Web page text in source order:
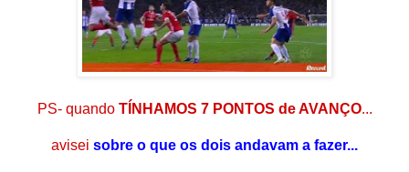
PS- quando TÍNHAMOS 7 PONTOS de AVANÇO...
avisei sobre o que os dois andavam a fazer...